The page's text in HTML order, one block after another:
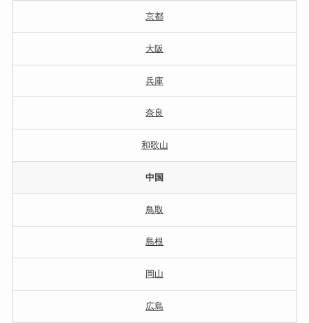
京都
大阪
兵庫
奈良
和歌山
中国
鳥取
島根
岡山
広島